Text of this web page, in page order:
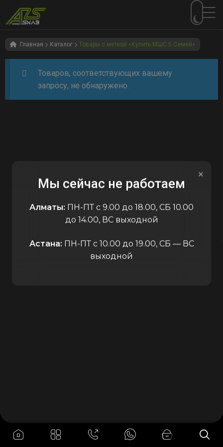
Перейти
навигации
Перейти
содержимому
Главная Каталог Товары с меткой «Купить МШС 5 Семей»
Товаров, соответствующих вашему
запросу, не обнаружено.
×
Мы сейчас не работаем
Алматы: ПН-ПТ с 9.00 до 18.00, СБ 10.00
до 14.00, ВС выходной
Астана: ПН-ПТ с 10.00 до 19.00, СБ — ВС
выходной